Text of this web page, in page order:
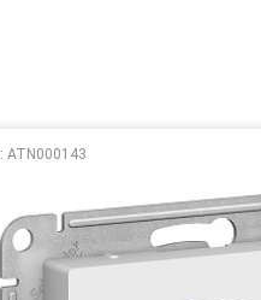
ATN000143